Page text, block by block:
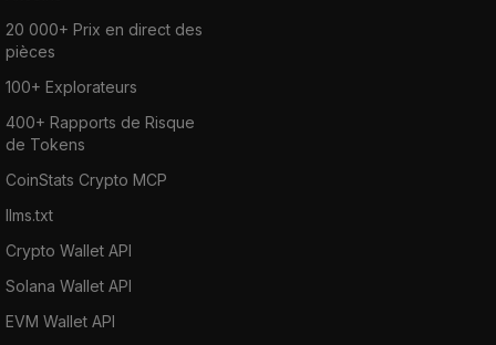
20 000+ Prix en direct des
pièces
100+ Explorateurs
400+ Rapports de Risque
de Tokens
CoinStats Crypto MCP
llms.txt
Crypto Wallet API
Solana Wallet API
EVM Wallet API